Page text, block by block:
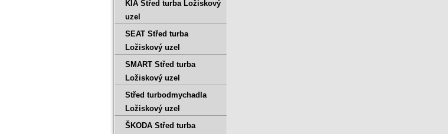
KIA Střed turba Ložiskový
uzel
SEAT Střed turba
Ložiskový uzel
SMART Střed turba
Ložiskový uzel
Střed turbodmychadla
Ložiskový uzel
ŠKODA Střed turba